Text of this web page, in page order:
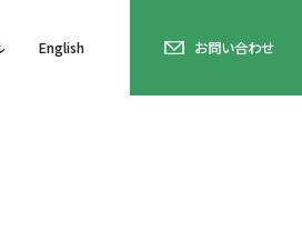
English お問い合わせ